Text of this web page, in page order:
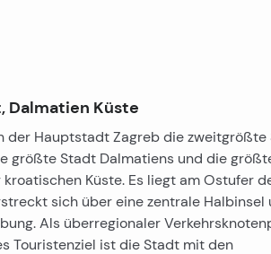
Dalmatien Küste
der Hauptstadt Zagreb die zweitgrößte
größte Stadt Dalmatiens und die
Küste. Es liegt am Ostufer
sich über eine zentrale Halbinsel
Als überregionaler
Touristenziel ist die Stadt mit den